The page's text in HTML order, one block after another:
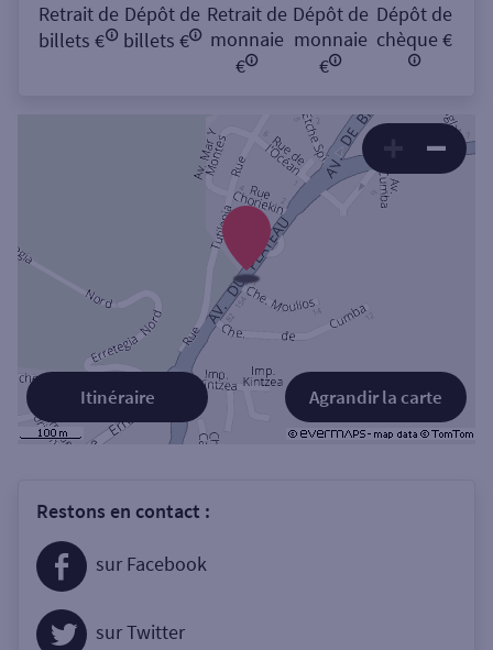
Retrait de
billets €
Dépôt de
billets €
Retrait de
monnaie
€
Dépôt de
monnaie
€
Dépôt de
chèque €
Agrandir la carte
Itinéraire
Restons en contact :
sur Facebook
sur Twitter